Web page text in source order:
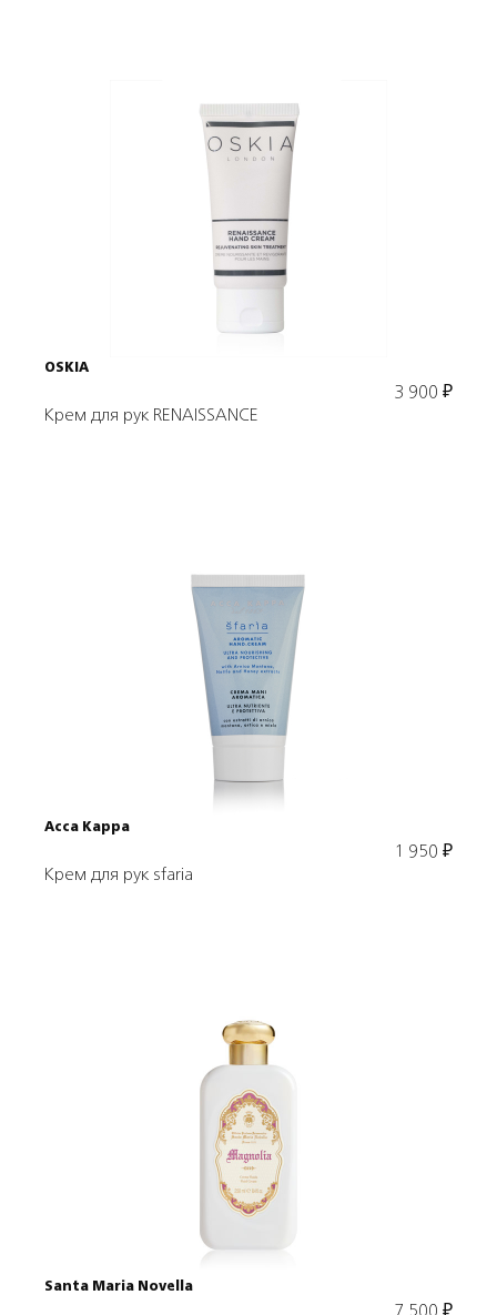
Подробнее
В корзину
OSKIA
3 900 ₽
Крем для рук RENAISSANCE
Подробнее
В корзину
Acca Kappa
1 950 ₽
Крем для рук sfaria
Подробнее
В корзину
Santa Maria Novella